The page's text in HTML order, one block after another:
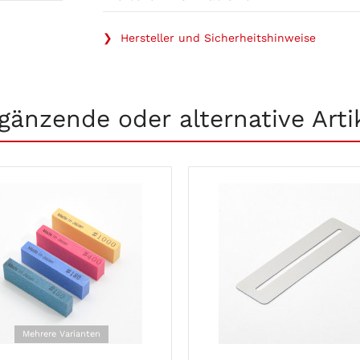
❯ Hersteller und Sicherheitshinweise
oder alternative
Mehrere Varianten